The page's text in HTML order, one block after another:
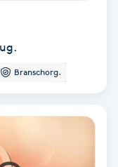
Branschorg.